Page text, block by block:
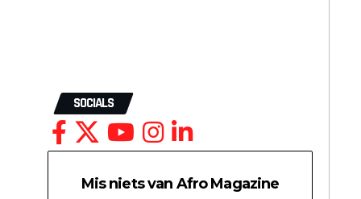
SOCIALS
Mis niets van Afro Magazine